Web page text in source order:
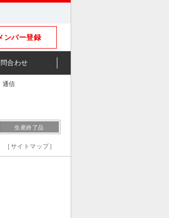
ンバー登録
合わせ
通信
生産終了品
［サイトマップ］